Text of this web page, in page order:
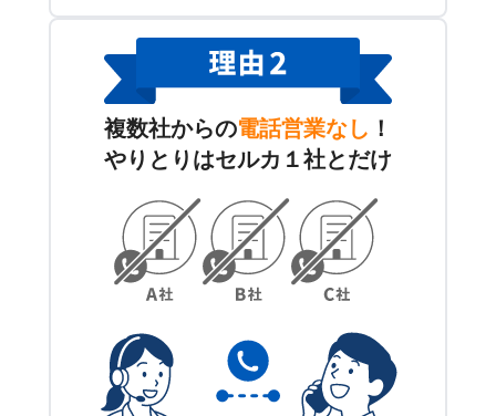
複数社からの電話営業なし ！
やりとりはセルカ１社とだけ